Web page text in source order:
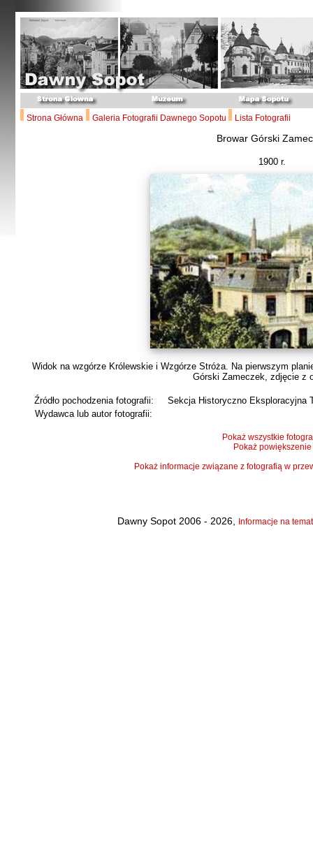
Strona Główna Galeria Fotografii Dawnego Sopotu Lista Fotografii
Browar Górski
1900 r.
Widok na wzgórze Królewskie i Wzgórze Stróża. Na pierwszym
Górski Zameczek, zdjęcie z
Źródło pochodzenia fotografii:
Sekcja Historyczno Eksploracyjna
Wydawca lub autor fotografii:
Pokaż wszystkie
Pokaż powiększenie
Pokaż informacje związane z fotografią w
Dawny Sopot 2006 - 2026, Informacje na